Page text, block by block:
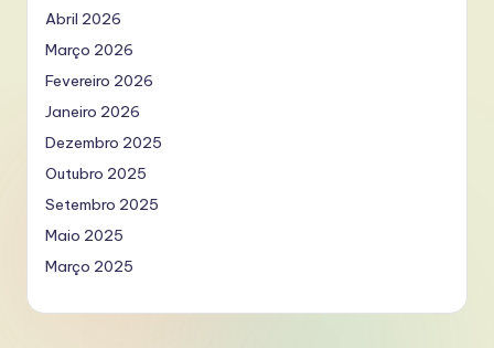
Abril 2026
Março 2026
Fevereiro 2026
Janeiro 2026
Dezembro 2025
Outubro 2025
Setembro 2025
Maio 2025
Março 2025